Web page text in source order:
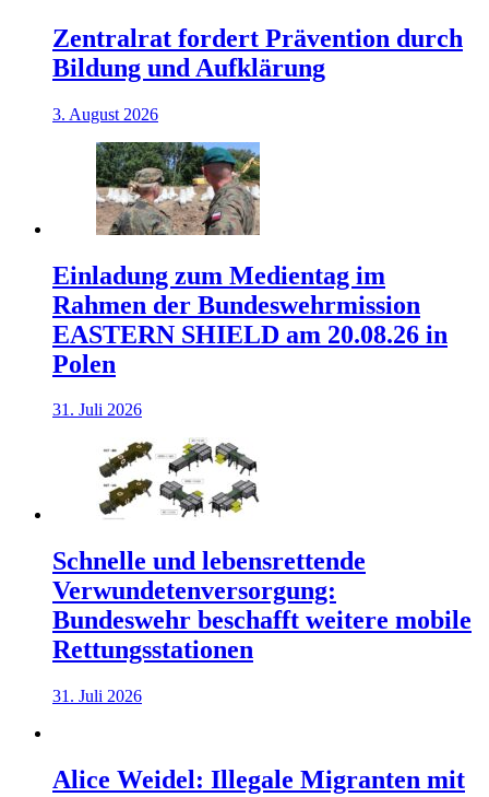
Zentralrat fordert Prävention durch
Bildung und Aufklärung
3. August 2026
Einladung zum Medientag im
Rahmen der Bundeswehrmission
EASTERN SHIELD am 20.08.26 in
Polen
31. Juli 2026
Schnelle und lebensrettende
Verwundetenversorgung:
Bundeswehr beschafft weitere mobile
Rettungsstationen
31. Juli 2026
Alice Weidel: Illegale Migranten mit